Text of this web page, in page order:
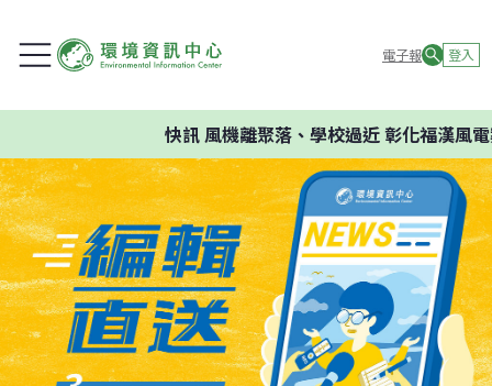
電子報 登入
快訊風機離聚落、學校過近 彰化福漢風電